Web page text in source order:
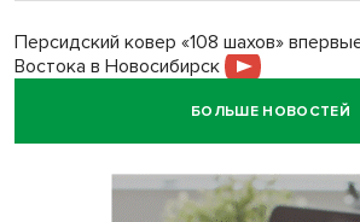
Персидский ковер «108 шахов»
Востока в Новосибирск
Актриса из Новосибирска Евгения
БОЛЬШЕ НОВОСТЕЙ